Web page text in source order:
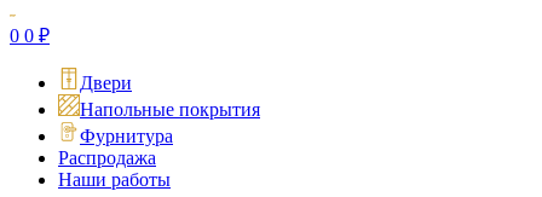
0 0 ₽
Двери
Напольные покрытия
Фурнитура
Распродажа
Наши работы